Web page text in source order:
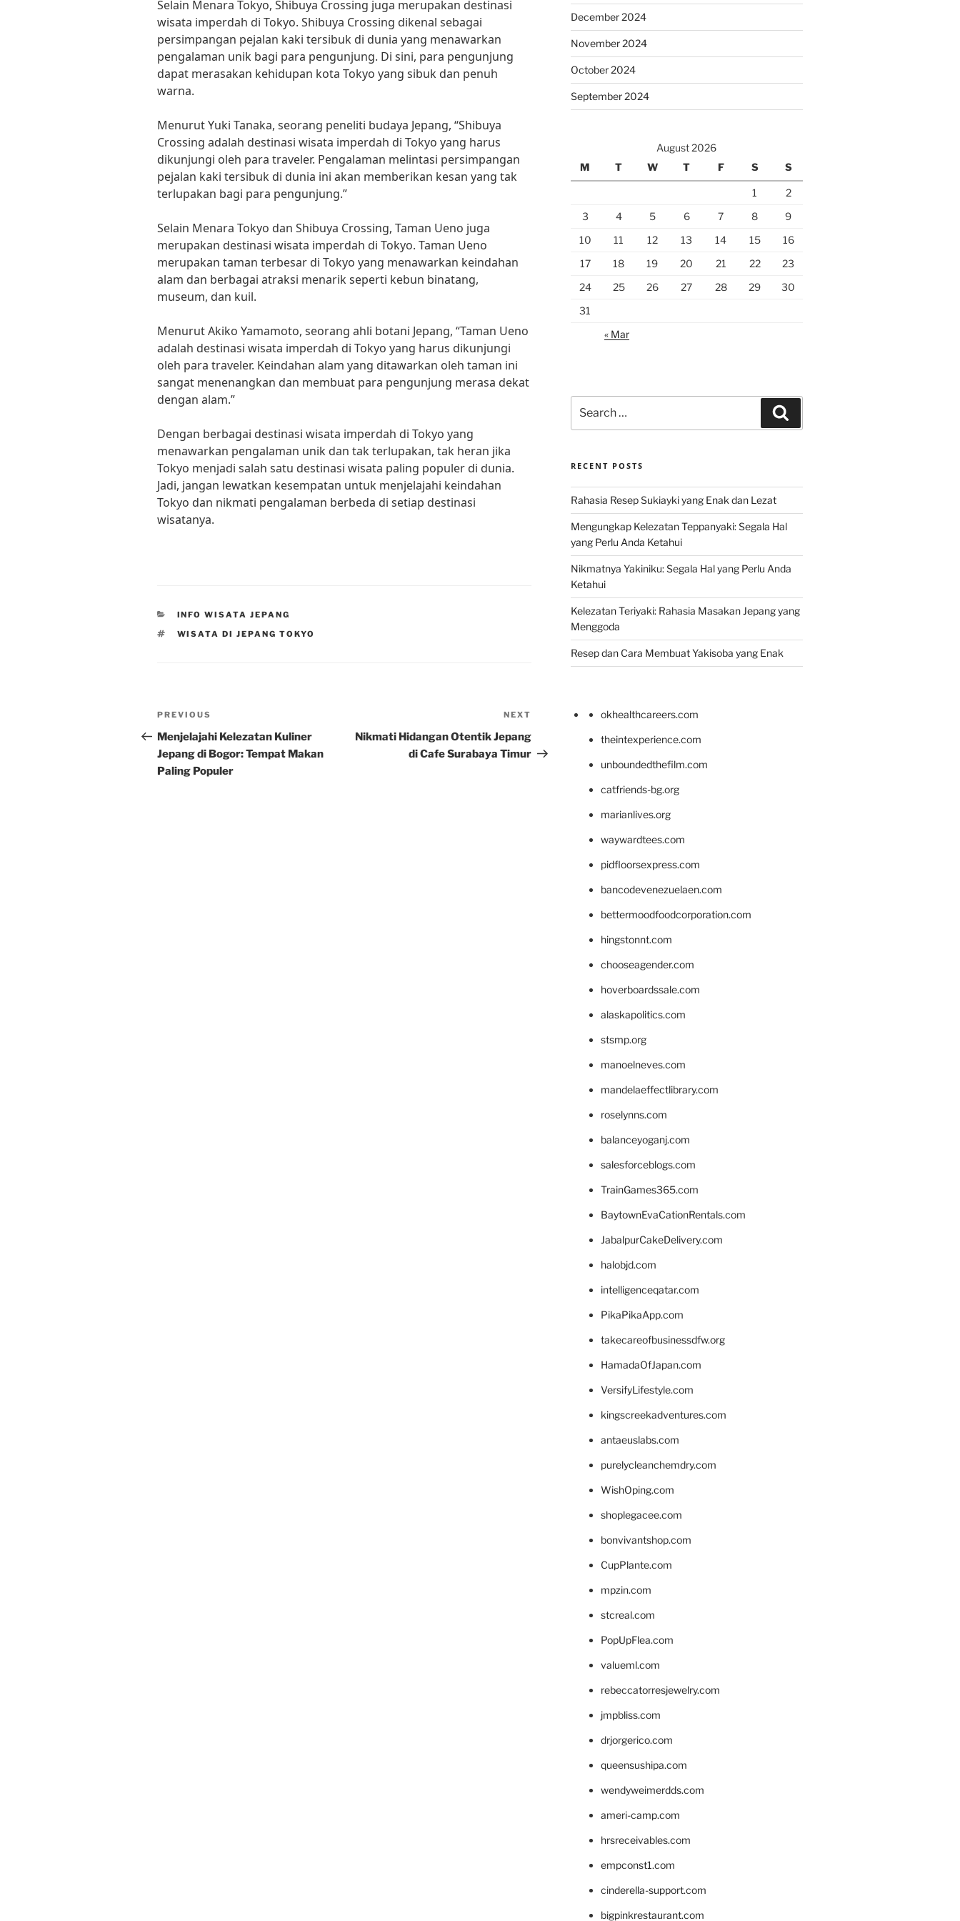
Selain Menara Tokyo, Shibuya Crossing juga merupakan destinasi
wisata imperdah di Tokyo. Shibuya Crossing dikenal sebagai
persimpangan pejalan kaki tersibuk di dunia yang menawarkan
pengalaman unik bagi para pengunjung. Di sini, para pengunjung
dapat merasakan kehidupan kota Tokyo yang sibuk dan penuh
warna.
Menurut Yuki Tanaka, seorang peneliti budaya Jepang, “Shibuya
Crossing adalah destinasi wisata imperdah di Tokyo yang harus
dikunjungi oleh para traveler. Pengalaman melintasi persimpangan
pejalan kaki tersibuk di dunia ini akan memberikan kesan yang tak
terlupakan bagi para pengunjung.”
Selain Menara Tokyo dan Shibuya Crossing, Taman Ueno juga
merupakan destinasi wisata imperdah di Tokyo. Taman Ueno
merupakan taman terbesar di Tokyo yang menawarkan keindahan
alam dan berbagai atraksi menarik seperti kebun binatang,
museum, dan kuil.
Menurut Akiko Yamamoto, seorang ahli botani Jepang, “Taman Ueno
adalah destinasi wisata imperdah di Tokyo yang harus dikunjungi
oleh para traveler. Keindahan alam yang ditawarkan oleh taman ini
sangat menenangkan dan membuat para pengunjung merasa dekat
dengan alam.”
Dengan berbagai destinasi wisata imperdah di Tokyo yang
menawarkan pengalaman unik dan tak terlupakan, tak heran jika
Tokyo menjadi salah satu destinasi wisata paling populer di dunia.
Jadi, jangan lewatkan kesempatan untuk menjelajahi keindahan
Tokyo dan nikmati pengalaman berbeda di setiap destinasi
wisatanya.
CATEGORIES
INFO WISATA JEPANG
TAGS
WISATA DI JEPANG TOKYO
Post
navigation
Previous
Post
PREVIOUS
Menjelajahi Kelezatan Kuliner
Jepang di Bogor: Tempat Makan
Paling Populer
Post
NEXT
Nikmati Hidangan Otentik Jepang
di Cafe Surabaya Timur
December 2024
November 2024
October 2024
September 2024
August 2026
M
T W T F S S
1
2
3
4 5 6 7 8
9
10
11 12 13 14 15
16
17
18 19 20 21 22
23
24
25 26 27 28 29
30
31
« Mar
for:
RECENT POSTS
Rahasia Resep Sukiayki yang Enak dan Lezat
Mengungkap Kelezatan Teppanyaki: Segala Hal
yang Perlu Anda Ketahui
Nikmatnya Yakiniku: Segala Hal yang Perlu Anda
Ketahui
Kelezatan Teriyaki: Rahasia Masakan Jepang yang
Menggoda
Resep dan Cara Membuat Yakisoba yang Enak
okhealthcareers.com
theintexperience.com
unboundedthefilm.com
catfriends-bg.org
marianlives.org
waywardtees.com
pidfloorsexpress.com
bancodevenezuelaen.com
bettermoodfoodcorporation.com
hingstonnt.com
chooseagender.com
hoverboardssale.com
alaskapolitics.com
stsmp.org
manoelneves.com
mandelaeffectlibrary.com
roselynns.com
balanceyoganj.com
salesforceblogs.com
TrainGames365.com
BaytownEvaCationRentals.com
JabalpurCakeDelivery.com
halobjd.com
intelligenceqatar.com
PikaPikaApp.com
takecareofbusinessdfw.org
HamadaOfJapan.com
VersifyLifestyle.com
kingscreekadventures.com
antaeuslabs.com
purelycleanchemdry.com
WishOping.com
shoplegacee.com
bonvivantshop.com
CupPlante.com
mpzin.com
stcreal.com
PopUpFlea.com
valueml.com
rebeccatorresjewelry.com
jmpbliss.com
drjorgerico.com
queensushipa.com
wendyweimerdds.com
ameri-camp.com
hrsreceivables.com
empconst1.com
cinderella-support.com
bigpinkrestaurant.com